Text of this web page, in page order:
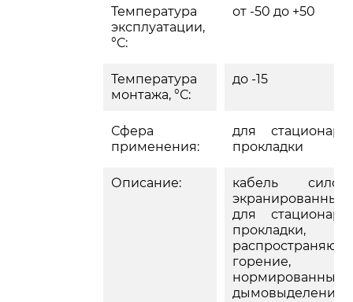
Температура
эксплуатации,
°С:
от -50 до +50
Температура
монтажа, °С:
до -15
Сфера
применения:
для
прокладки
Описание:
кабель
экранированный
для
прокладки,
горение,
нормированным